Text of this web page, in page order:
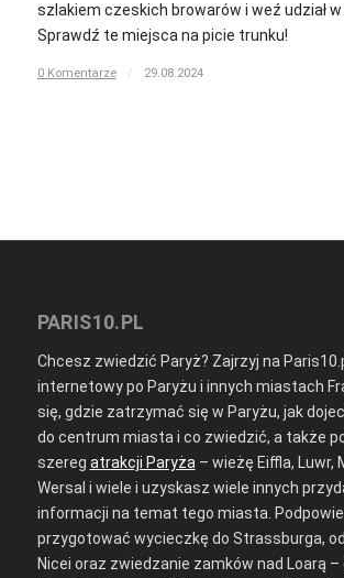
szlakiem czeskich browarów i weź udział
Sprawdź te miejsca na picie trunku!
0 Komentarze / 29.08.2024
PARIS10.PL
Chcesz zwiedzić Paryż? Zajrzyj na
internetowy po Paryżu i innych miastach
się, gdzie zatrzymać się w Paryżu, jak
do centrum miasta i co zwiedzić, a także
szereg atrakcji Paryża – wieżę Eiffla, Luwr,
Wersal i wiele i uzyskasz wiele innych
informacji na temat tego miasta.
przygotować wycieczkę do Strassburga,
Nicei oraz zwiedzanie zamków nad Loarą –